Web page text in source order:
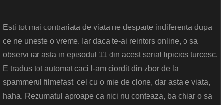
Esti tot mai contrariata de viata ne desparte indiferenta dupa
ce ne uneste o vreme. Iar daca te-ai reintors online, o sa
observi iar asta in episodul 11 din acest serial lipicios turcesc.
E tradus tot automat caci l-am ciordit din zbor de la
spammerul filmefast, cel cu o mie de clone, dar asta e viata,
haha. Rezumatul aproape ca nici nu conteaza, ba chiar o sa